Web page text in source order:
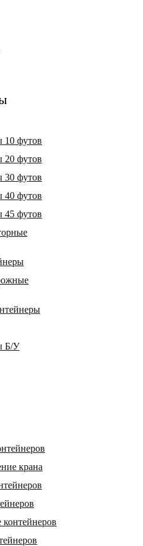
10 футов
20 футов
30 футов
40 футов
45 футов
Б/У
крана